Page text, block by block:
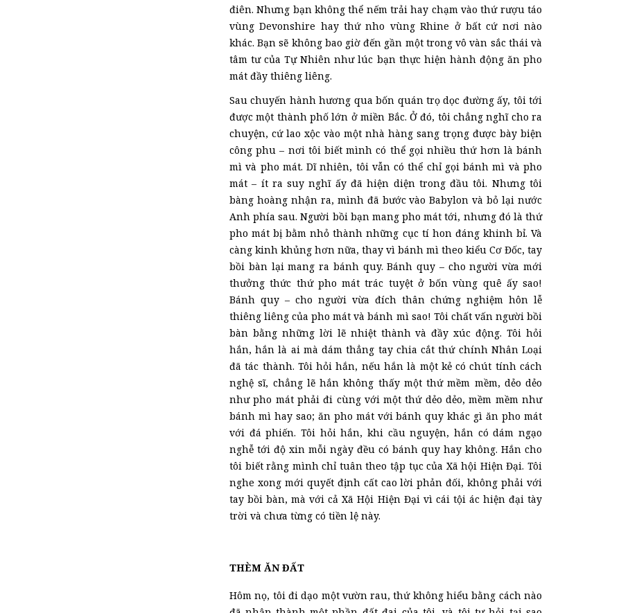
điên. Nhưng bạn không thể nếm trải hay chạm vào thứ rượu táo
vùng Devonshire hay thứ nho vùng Rhine ở bất cứ nơi nào
khác. Bạn sẽ không bao giờ đến gần một trong vô vàn sắc thái và
tâm tư của Tự Nhiên như lúc bạn thực hiện hành động ăn pho
mát đầy thiêng liêng.
Sau chuyến hành hương qua bốn quán trọ dọc đường ấy, tôi tới
được một thành phố lớn ở miền Bắc. Ở đó, tôi chẳng nghĩ cho ra
chuyện, cứ lao xộc vào một nhà hàng sang trọng được bày biện
công phu – nơi tôi biết mình có thể gọi nhiều thứ hơn là bánh
mì và pho mát. Dĩ nhiên, tôi vẫn có thể chỉ gọi bánh mì và pho
mát – ít ra suy nghĩ ấy đã hiện diện trong đầu tôi. Nhưng tôi
bàng hoàng nhận ra, mình đã bước vào Babylon và bỏ lại nước
Anh phía sau. Người bồi bạn mang pho mát tới, nhưng đó là thứ
pho mát bị bằm nhỏ thành những cục tí hon đáng khinh bỉ. Và
càng kinh khủng hơn nữa, thay vì bánh mì theo kiểu Cơ Đốc, tay
bồi bàn lại mang ra bánh quy. Bánh quy – cho người vừa mới
thưởng thức thứ pho mát trác tuyệt ở bốn vùng quê ấy sao!
Bánh quy – cho người vừa đích thân chứng nghiệm hôn lễ
thiêng liêng của pho mát và bánh mì sao! Tôi chất vấn người bồi
bàn bằng những lời lẽ nhiệt thành và đầy xúc động. Tôi hỏi
hắn, hắn là ai mà dám thẳng tay chia cắt thứ chính Nhân Loại
đã tác thành. Tôi hỏi hắn, nếu hắn là một kẻ có chút tính cách
nghệ sĩ, chẳng lẽ hắn không thấy một thứ mềm mềm, dẻo dẻo
như pho mát phải đi cùng với một thứ dẻo dẻo, mềm mềm như
bánh mì hay sao; ăn pho mát với bánh quy khác gì ăn pho mát
với đá phiến. Tôi hỏi hắn, khi cầu nguyện, hắn có dám ngạo
nghễ tới độ xin mỗi ngày đều có bánh quy hay không. Hắn cho
tôi biết rằng mình chỉ tuân theo tập tục của Xã hội Hiện Đại. Tôi
nghe xong mới quyết định cất cao lời phản đối, không phải với
tay bồi bàn, mà với cả Xã Hội Hiện Đại vì cái tội ác hiện đại tày
trời và chưa từng có tiền lệ này.
THÈM ĂN ĐẤT
Hôm nọ, tôi đi dạo một vườn rau, thứ không hiểu bằng cách nào